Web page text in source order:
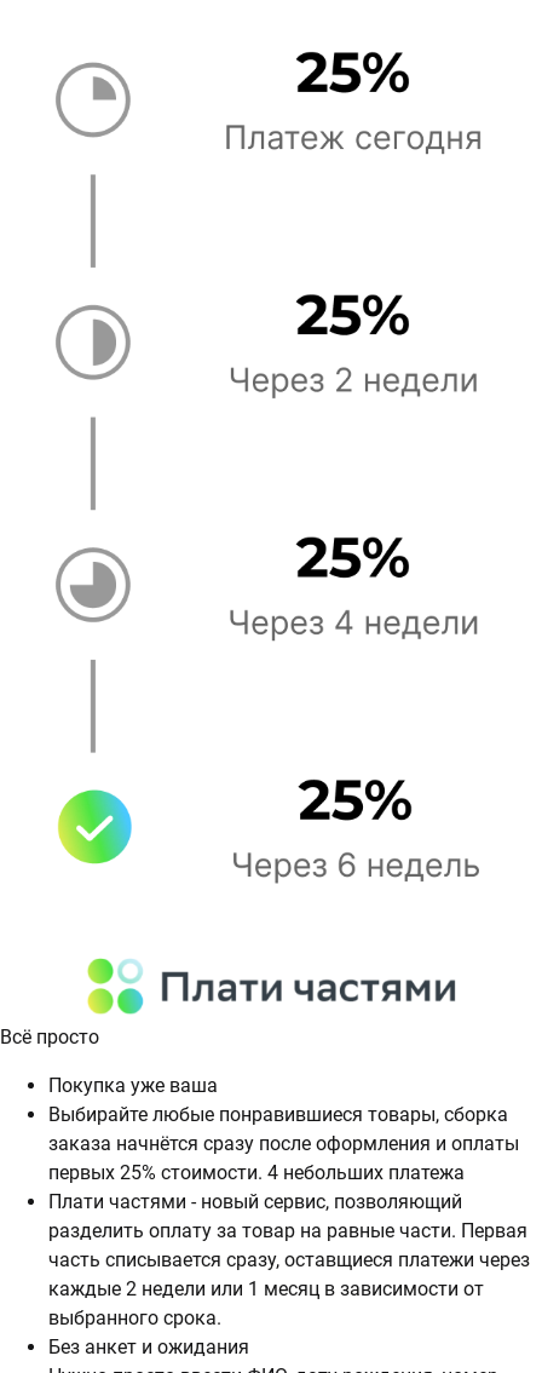
Всё просто
Покупка уже ваша
Выбирайте любые понравившиеся товары, сборка
заказа начнётся сразу после оформления и оплаты
первых 25% стоимости. 4 небольших платежа
Плати частями - новый сервис, позволяющий
разделить оплату за товар на равные части. Первая
часть списывается сразу, оставщиеся платежи через
каждые 2 недели или 1 месяц в зависимости от
выбранного срока.
Без анкет и ожидания